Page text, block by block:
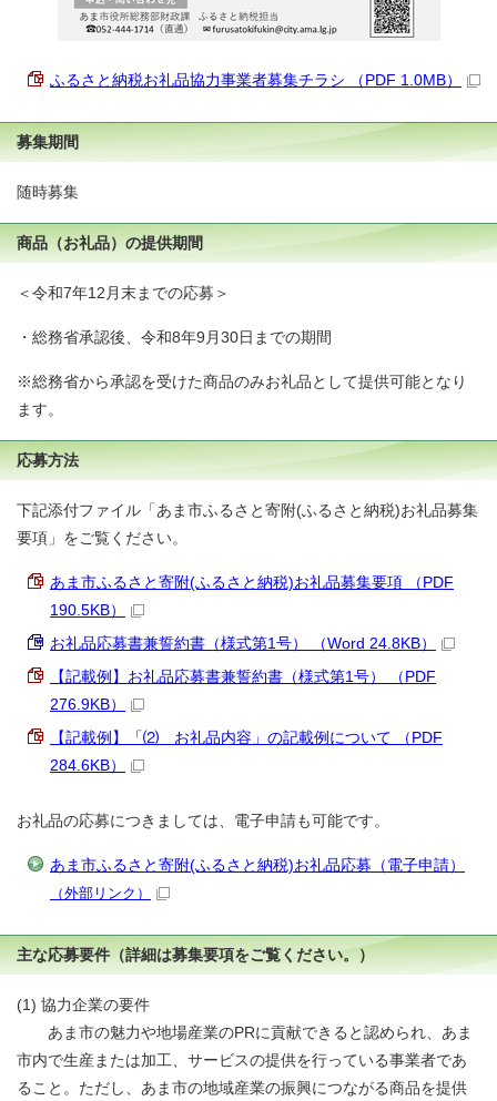
ふるさと納税お礼品協力事業者募集チラシ （PDF 1.0MB）
募集期間
随時募集
商品（お礼品）の提供期間
＜令和7年12月末までの応募＞
・総務省承認後、令和8年9月30日までの期間
※総務省から承認を受けた商品のみお礼品として提供可能となり
ます。
応募方法
下記添付ファイル「あま市ふるさと寄附(ふるさと納税)お礼品募集
要項」をご覧ください。
あま市ふるさと寄附(ふるさと納税)お礼品募集要項 （PDF
190.5KB）
お礼品応募書兼誓約書（様式第1号） （Word 24.8KB）
【記載例】お礼品応募書兼誓約書（様式第1号） （PDF
276.9KB）
【記載例】「⑵ お礼品内容」の記載例について （PDF
284.6KB）
お礼品の応募につきましては、電子申請も可能です。
あま市ふるさと寄附(ふるさと納税)お礼品応募（電子申請）
（外部リンク）
主な応募要件（詳細は募集要項をご覧ください。）
(1) 協力企業の要件
あま市の魅力や地場産業のPRに貢献できると認められ、あま
市内で生産または加工、サービスの提供を行っている事業者であ
ること。ただし、あま市の地域産業の振興につながる商品を提供